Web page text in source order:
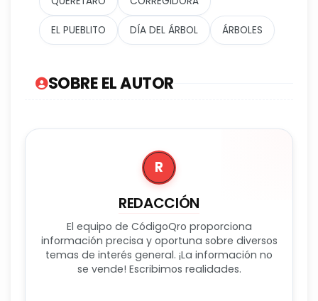
EL PUEBLITO DÍA DEL ÁRBOL ÁRBOLES
SOBRE EL AUTOR
R
REDACCIÓN
El equipo de CódigoQro proporciona
información precisa y oportuna sobre diversos
temas de interés general. ¡La información no
se vende! Escribimos realidades.